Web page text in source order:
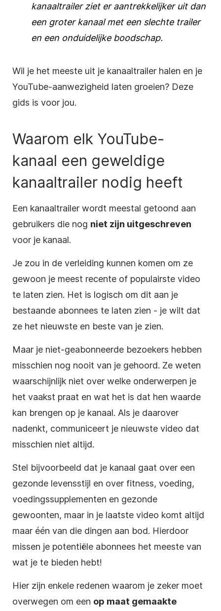
kanaaltrailer ziet er aantrekkelijker uit dan
een groter kanaal met een slechte trailer
en een onduidelijke boodschap.
Wil je het meeste uit je kanaaltrailer halen en je
YouTube-aanwezigheid laten groeien? Deze
gids is voor jou.
Waarom elk YouTube-
kanaal een geweldige
kanaaltrailer nodig heeft
Een kanaaltrailer wordt meestal getoond aan
gebruikers die nog niet zijn uitgeschreven
voor je kanaal.
Je zou in de verleiding kunnen komen om ze
gewoon je meest recente of populairste video
te laten zien. Het is logisch om dit aan je
bestaande abonnees te laten zien - je wilt dat
ze het nieuwste en beste van je zien.
Maar je niet-geabonneerde bezoekers hebben
misschien nog nooit van je gehoord. Ze weten
waarschijnlijk niet over welke onderwerpen je
het vaakst praat en wat het is dat hen waarde
kan brengen op je kanaal. Als je daarover
nadenkt, communiceert je nieuwste video dat
misschien niet altijd.
Stel bijvoorbeeld dat je kanaal gaat over een
gezonde levensstijl en over fitness, voeding,
voedingssupplementen en gezonde
gewoonten, maar in je laatste video komt altijd
maar één van die dingen aan bod. Hierdoor
missen je potentiële abonnees het meeste van
wat je te bieden hebt!
Hier zijn enkele redenen waarom je zeker moet
overwegen om een op maat gemaakte